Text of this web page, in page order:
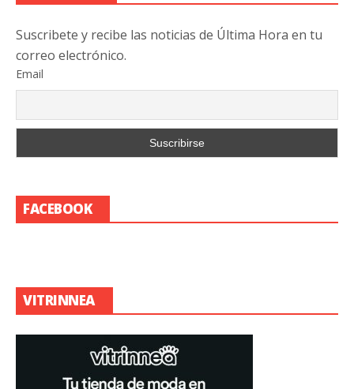
Suscribete y recibe las noticias de Última Hora en tu
correo electrónico.
Email
FACEBOOK
VITRINNEA